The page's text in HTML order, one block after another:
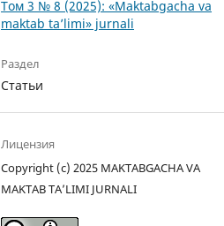
Том 3 № 8 (2025): «Maktabgacha va
maktab ta’limi» jurnali
Раздел
Статьи
Лицензия
Copyright (c) 2025 MAKTABGACHA VA
MAKTAB TA’LIMI JURNALI